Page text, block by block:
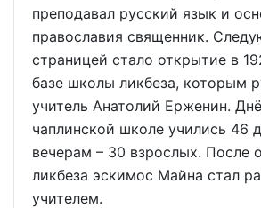
преподавал русский язык и
православия священник.
страницей стало открытие в
базе школы ликбеза, которым
учитель Анатолий Ерженин.
чаплинской школе учились 46
вечерам – 30 взрослых. После
ликбеза эскимос Майна стал
учителем.